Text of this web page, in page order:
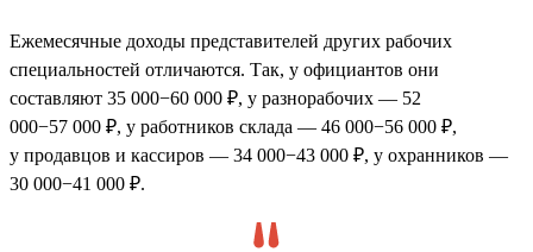
Ежемесячные доходы представителей других рабочих
специальностей отличаются. Так, у официантов они
составляют 35 000−60 000 ₽, у разнорабочих — 52
000−57 000 ₽, у работников склада — 46 000−56 000 ₽,
у продавцов и кассиров — 34 000−43 000 ₽, у охранников —
30 000−41 000 ₽.